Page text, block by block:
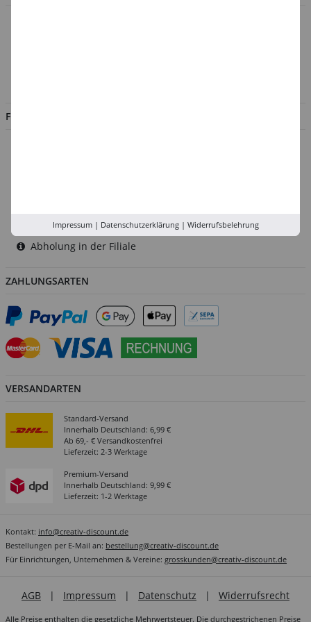
FILIALEN
Service
Abholung in der Filiale
ZAHLUNGSARTEN
VERSANDARTEN
Standard-Versand
Innerhalb Deutschland: 6,99 €
Ab 69,- € Versandkostenfrei
Lieferzeit: 2-3 Werktage
Premium-Versand
Innerhalb Deutschland: 9,99 €
Lieferzeit: 1-2 Werktage
Kontakt: info@creativ-discount.de
Bestellungen per E-Mail an: bestellung@creativ-discount.de
Für Einrichtungen, Unternehmen & Vereine: grosskunden@creativ-discount.de
AGB | Impressum | Datenschutz | Widerrufsrecht
Alle Preise enthalten die gesetzliche Mehrwertsteuer. Die durchgestrichenen Preise
Impressum| Datenschutzerklärung| Widerrufsbelehrung